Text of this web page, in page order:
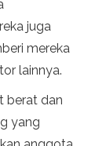
juga
mereka
lainnya.
berat dan
yang